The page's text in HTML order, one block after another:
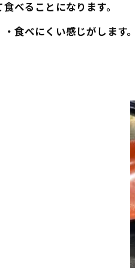
べることになります。
食べにくい感じがします